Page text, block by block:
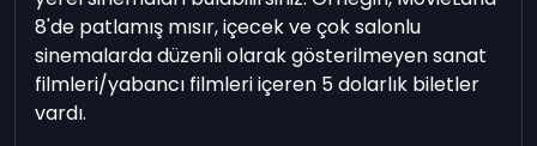
8'de patlamış mısır, içecek ve çok salonlu
sinemalarda düzenli olarak gösterilmeyen sanat
filmleri/yabancı filmleri içeren 5 dolarlık biletler
vardı.